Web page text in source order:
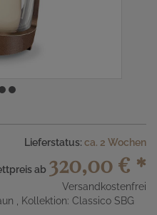
Lieferstatus: ca. 2 Wochen
ab 320,00 € *
Versandkostenfrei
, Kollektion: Classico SBG